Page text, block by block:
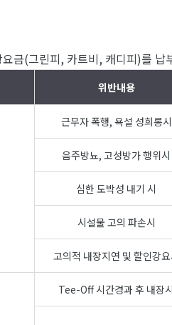
금(그린피, 카트비, 캐디피)를 납
위반내용
근무자 폭행, 욕설 성희롱시
음주방뇨, 고성방가 행위시
심한 도박성 내기 시
시설물 고의 파손시
고의적 내장지연 및 할인강
Tee-Off 시간경과 후 내장